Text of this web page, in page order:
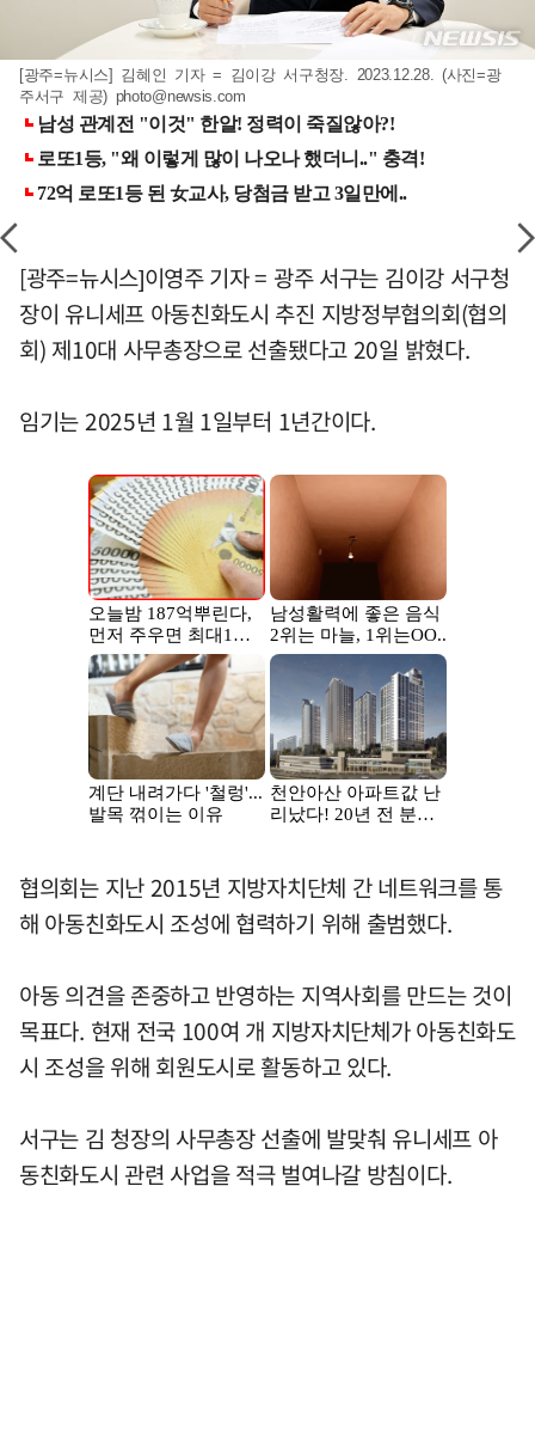
[광주=뉴시스] 김혜인 기자 = 김이강 서구청장. 2023.12.28. (사진=광
주서구 제공) photo@newsis.com
[광주=뉴시스]이영주 기자 = 광주 서구는 김이강 서구청
장이 유니세프 아동친화도시 추진 지방정부협의회(협의
회) 제10대 사무총장으로 선출됐다고 20일 밝혔다.
임기는 2025년 1월 1일부터 1년간이다.
협의회는 지난 2015년 지방자치단체 간 네트워크를 통
해 아동친화도시 조성에 협력하기 위해 출범했다.
아동 의견을 존중하고 반영하는 지역사회를 만드는 것이
목표다. 현재 전국 100여 개 지방자치단체가 아동친화도
시 조성을 위해 회원도시로 활동하고 있다.
서구는 김 청장의 사무총장 선출에 발맞춰 유니세프 아
동친화도시 관련 사업을 적극 벌여나갈 방침이다.